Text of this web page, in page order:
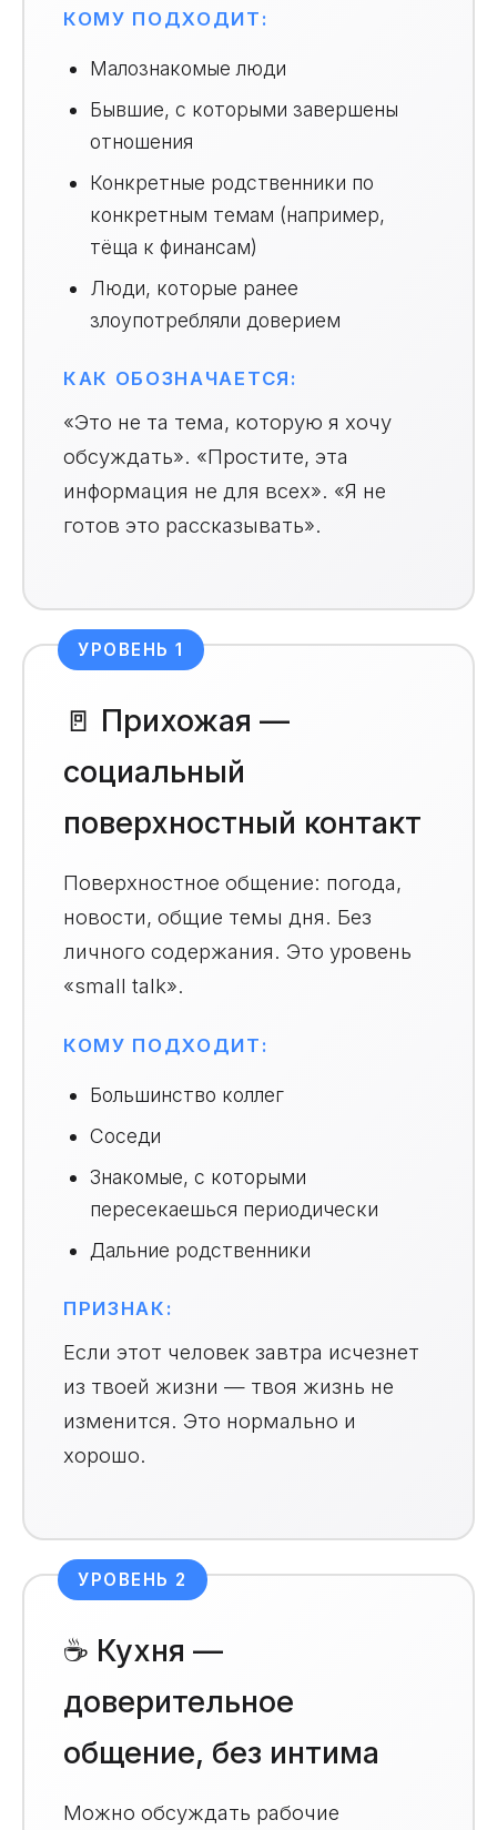
КОМУ ПОДХОДИТ:
Малознакомые люди
Бывшие, с которыми завершены
отношения
Конкретные родственники по
конкретным темам (например,
тёща к финансам)
Люди, которые ранее
злоупотребляли доверием
КАК ОБОЗНАЧАЕТСЯ:
«Это не та тема, которую я хочу
обсуждать». «Простите, эта
информация не для всех». «Я не
готов это рассказывать».
УРОВЕНЬ 1
🚪 Прихожая —
социальный
поверхностный контакт
Поверхностное общение: погода,
новости, общие темы дня. Без
личного содержания. Это уровень
«small talk».
КОМУ ПОДХОДИТ:
Большинство коллег
Соседи
Знакомые, с которыми
пересекаешься периодически
Дальние родственники
ПРИЗНАК:
Если этот человек завтра исчезнет
из твоей жизни — твоя жизнь не
изменится. Это нормально и
хорошо.
УРОВЕНЬ 2
☕ Кухня —
доверительное
общение, без интима
Можно обсуждать рабочие